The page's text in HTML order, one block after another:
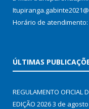
Horário de atendimento:
ÚLTIMAS
REGULAMENTO OFICIAL
EDIÇÃO 20263 de